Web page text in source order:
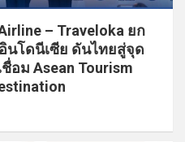
– Traveloka ยก
นโดนีเซีย ดันไทยสู่จุด
อม Asean Tourism